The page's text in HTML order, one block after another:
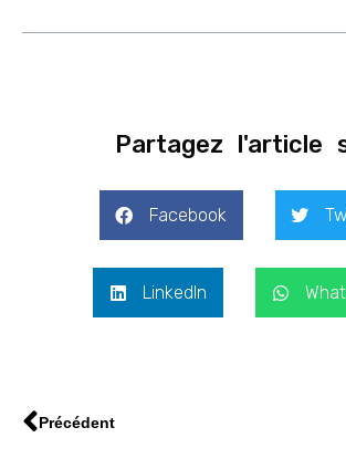
Partagez l'article
Facebook
LinkedIn
Précédent